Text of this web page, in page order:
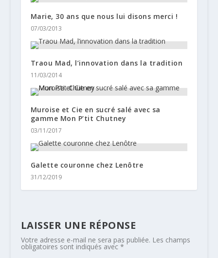
Marie, 30 ans que nous lui disons merci !
07/03/2013
Traou Mad, l’innovation dans la tradition
11/03/2014
Muroise et Cie en sucré salé avec sa
gamme Mon P’tit Chutney
03/11/2017
Galette couronne chez Lenôtre
31/12/2019
LAISSER UNE RÉPONSE
Votre adresse e-mail ne sera pas publiée. Les champs
obligatoires sont indiqués avec *